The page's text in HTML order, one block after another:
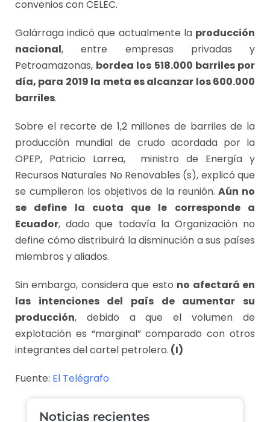
convenios con CELEC.
Galárraga indicó que actualmente la producción
nacional, entre empresas privadas y
Petroamazonas, bordea los 518.000 barriles por
día, para 2019 la meta es alcanzar los 600.000
barriles.
Sobre el recorte de 1,2 millones de barriles de la
producción mundial de crudo acordada por la
OPEP, Patricio Larrea, ministro de Energía y
Recursos Naturales No Renovables (s), explicó que
se cumplieron los objetivos de la reunión. Aún no
se define la cuota que le corresponde a
Ecuador, dado que todavía la Organización no
define cómo distribuirá la disminución a sus países
miembros y aliados.
Sin embargo, considera que esto no afectará en
las intenciones del país de aumentar su
producción, debido a que el volumen de
explotación es “marginal” comparado con otros
integrantes del cartel petrolero. (I)
Fuente: El Telégrafo
Noticias recientes